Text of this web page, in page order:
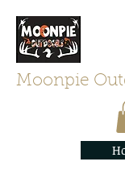
Moonpie